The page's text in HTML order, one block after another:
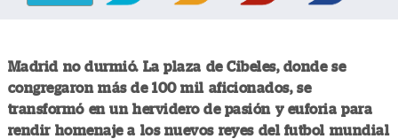
Madrid no durmió. La plaza de Cibeles, donde se
congregaron más de 100 mil aficionados, se
transformó en un hervidero de pasión y euforia para
rendir homenaje a los nuevos reyes del futbol mundial